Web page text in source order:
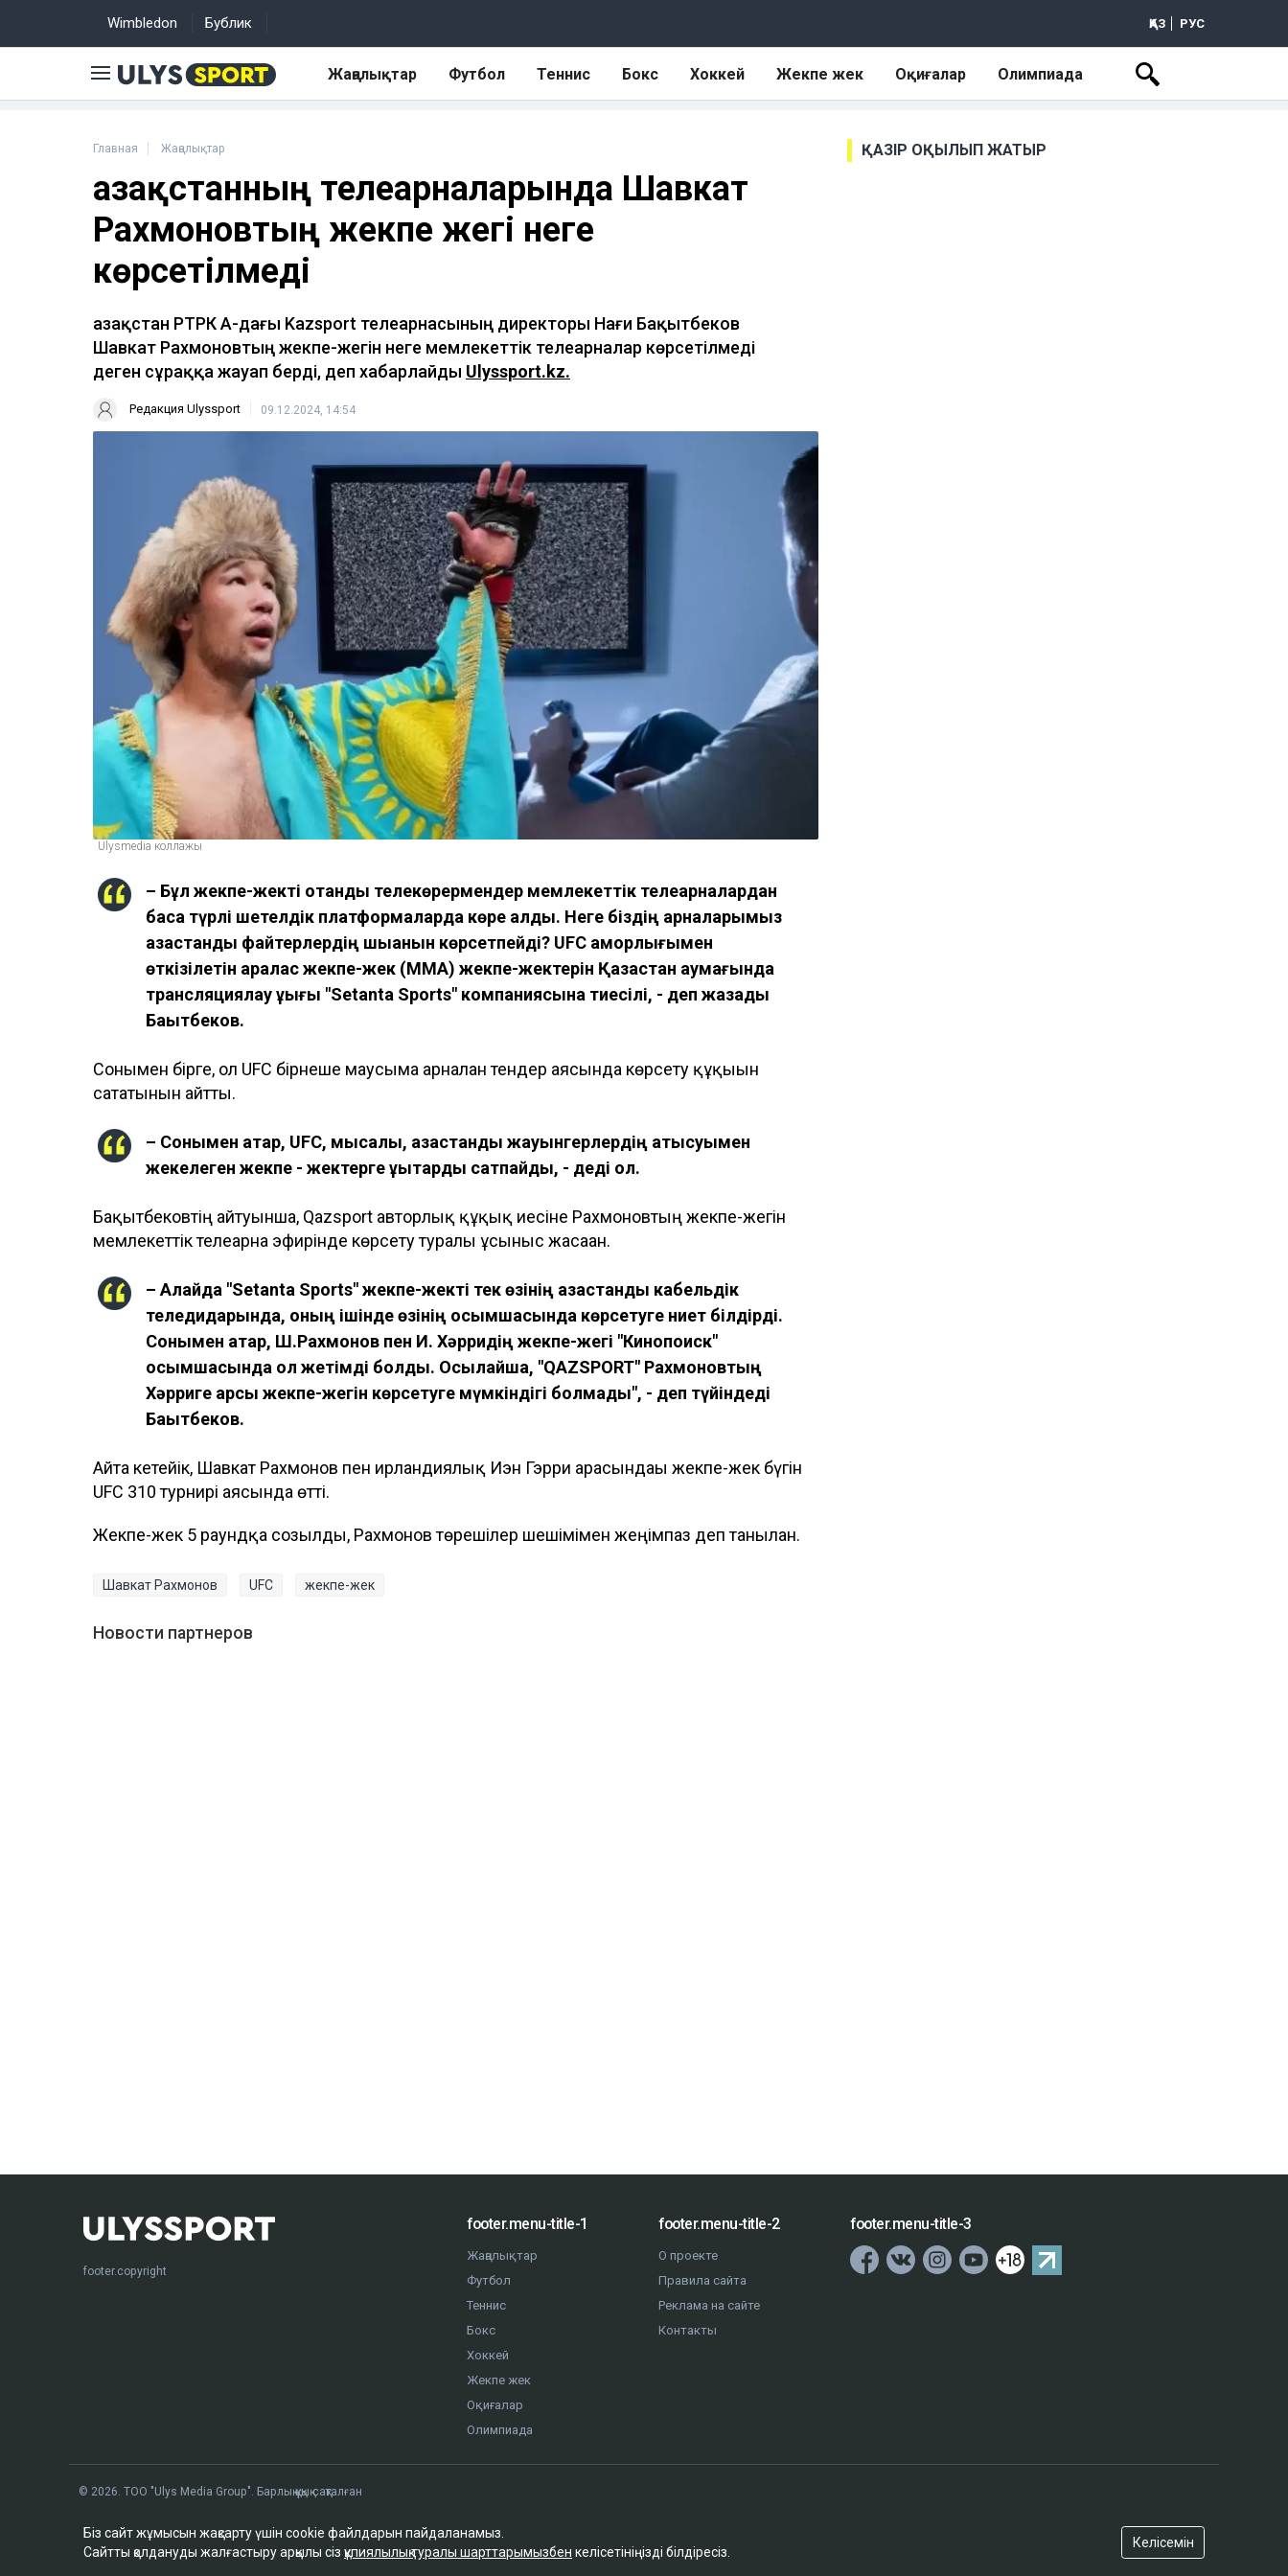
Wimbledon Бублик ҚАЗ РУС
Жаңалықтар Футбол Теннис Бокс Хоккей Жекпе жек Оқиғалар Олимпиада
Главная Жаңалықтар
Қазақстанның телеарналарында Шавкат
Рахмоновтың жекпе жегі неге
көрсетілмеді
Қазақстан РТРК АҚ-дағы Kazsport телеарнасының директоры Нағи Бақытбеков
Шавкат Рахмоновтың жекпе-жегін неге мемлекеттік телеарналар көрсетілмеді
деген сұраққа жауап берді, деп хабарлайды Ulyssport.kz.
Редакция Ulyssport 09.12.2024, 14:54
Ulysmedia коллажы
– Бұл жекпе-жекті отандық телекөрермендер мемлекеттік телеарналардан
басқа түрлі шетелдік платформаларда көре алды. Неге біздің арналарымыз
қазақстандық файтерлердің шыққанын көрсетпейді? UFC қамқорлығымен
өткізілетін аралас жекпе-жек (ММА) жекпе-жектерін Қазақстан аумағында
трансляциялау құқығы "Setanta Sports" компаниясына тиесілі, - деп жазады
Бақытбеков.
Сонымен бірге, ол UFC бірнеше маусымға арналған тендер аясында көрсету құқығын
сататынын айтты.
– Сонымен қатар, UFC, мысалы, қазақстандық жауынгерлердің қатысуымен
жекелеген жекпе - жектерге құқықтарды сатпайды, - деді ол.
Бақытбековтің айтуынша, Qazsport авторлық құқық иесіне Рахмоновтың жекпе-жегін
мемлекеттік телеарна эфирінде көрсету туралы ұсыныс жасаған.
– Алайда "Setanta Sports" жекпе-жекті тек өзінің қазақстандық кабельдік
теледидарында, оның ішінде өзінің қосымшасында көрсетуге ниет білдірді.
Сонымен қатар, Ш.Рахмонов пен И. Хәрридің жекпе-жегі "Кинопоиск"
қосымшасында қол жетімді болды. Осылайша, "QAZSPORT" Рахмоновтың
Хәрриге қарсы жекпе-жегін көрсетуге мүмкіндігі болмады", - деп түйіндеді
Бақытбеков.
Айта кетейік, Шавкат Рахмонов пен ирландиялық Иэн Гэрри арасындағы жекпе-жек бүгін
UFC 310 турнирі аясында өтті.
Жекпе-жек 5 раундқа созылды, Рахмонов төрешілер шешімімен жеңімпаз деп танылған.
Шавкат Рахмонов UFC жекпе-жек
Новости партнеров
ҚАЗІР ОҚЫЛЫП ЖАТЫР
footer.copyright
footer.menu-title-1
Жаңалықтар
Футбол
Теннис
Бокс
Хоккей
Жекпе жек
Оқиғалар
Олимпиада
footer.menu-title-2
О проекте
Правила сайта
Реклама на сайте
Контакты
footer.menu-title-3
© 2026. ТОО "Ulys Media Group". Барлық құқық сақталған
Біз сайт жұмысын жақсарту үшін cookie файлдарын пайдаланамыз.
Сайтты қолдануды жалғастыру арқылы сіз құпиялылық туралы шарттарымызбен келісетініңізді білдіресіз.
Келісемін